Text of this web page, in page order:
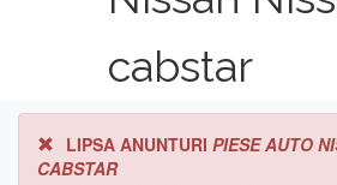
cabstar
LIPSA ANUNTURI PIESE AUTO
CABSTAR